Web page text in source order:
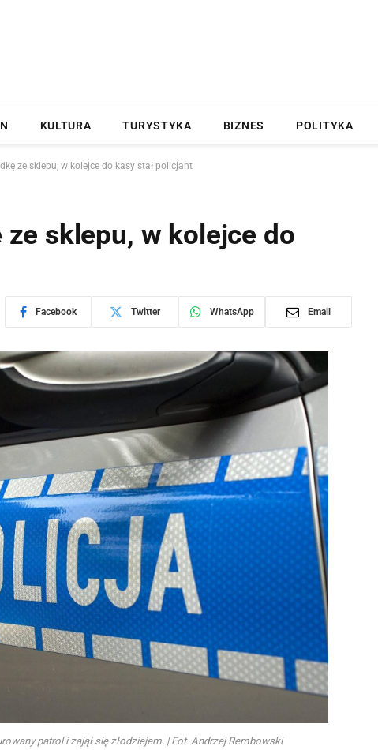
KULTURA TURYSTYKA BIZNES POLITYKA
ze sklepu, w kolejce do kasy stał policjant
ze sklepu, w kolejce do
Facebook Twitter WhatsApp Email
patrol i zajął się złodziejem. | Fot. Andrzej Rembowski